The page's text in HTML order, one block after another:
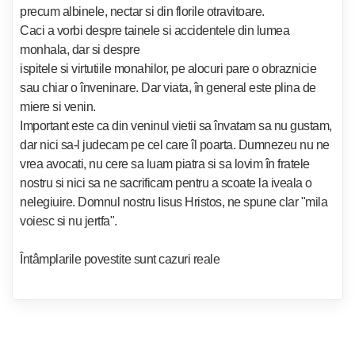
precum albinele, nectar si din florile otravitoare.
Caci a vorbi despre tainele si accidentele din lumea
monhala, dar si despre
ispitele si virtutiile monahilor, pe alocuri pare o obraznicie
sau chiar o înveninare. Dar viata, în general este plina de
miere si venin.
Important este ca din veninul vietii sa învatam sa nu gustam,
dar nici sa-l judecam pe cel care îl poarta. Dumnezeu nu ne
vrea avocati, nu cere sa luam piatra si sa lovim în fratele
nostru si nici sa ne sacrificam pentru a scoate la iveala o
nelegiuire. Domnul nostru Iisus Hristos, ne spune clar "mila
voiesc si nu jertfa".
Întâmplarile povestite sunt cazuri reale